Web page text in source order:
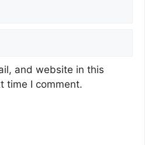
and website in this
time I comment.